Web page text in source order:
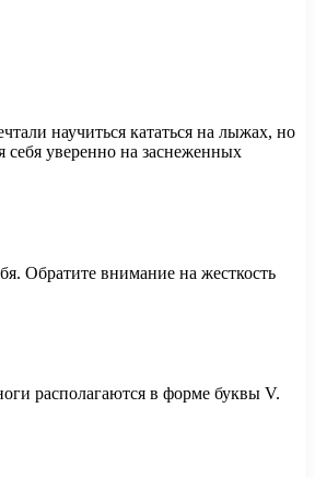
научиться кататься на лыжах, но
себя уверенно на заснеженных
Обратите внимание на жесткость
располагаются в форме буквы V.